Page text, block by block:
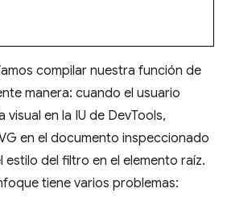
compilar nuestra función de
manera: cuando el usuario
visual en la IU de DevTools,
en el documento inspeccionado
estilo del filtro en el elemento raíz.
tiene varios problemas: